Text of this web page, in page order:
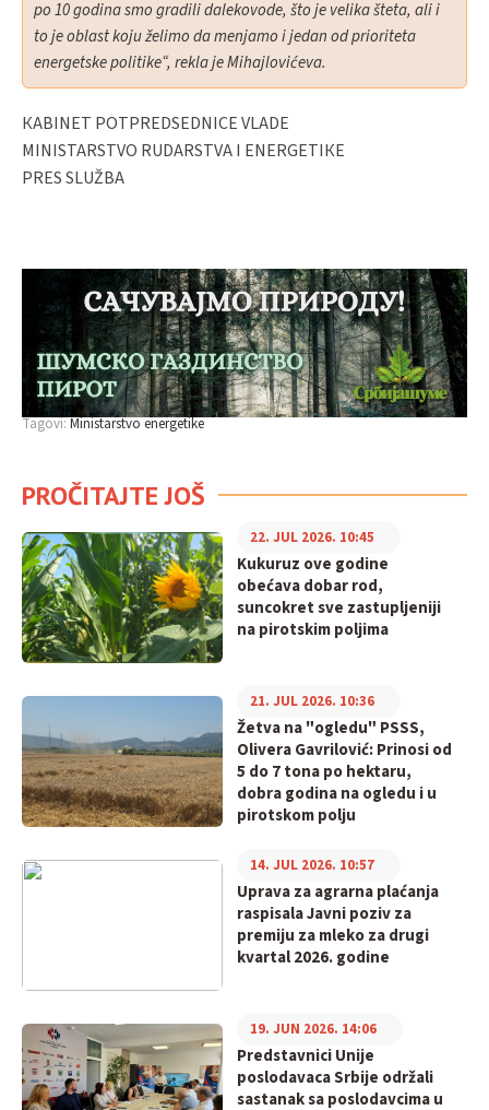
po 10 godina smo gradili dalekovode, što je velika šteta, ali i
to je oblast koju želimo da menjamo i jedan od prioriteta
energetske politike“, rekla je Mihajlovićeva.
КABINET POTPREDSEDNICE VLADE
MINISTARSTVO RUDARSTVA I ENERGETIКE
PRES SLUŽBA
Tagovi: Ministarstvo energetike
PROČITAJTE JOŠ
Kukuruz ove godine
obećava dobar rod,
suncokret sve zastupljeniji
na pirotskim poljima
22. JUL 2026. 10:45
Žetva na "ogledu" PSSS,
Olivera Gavrilović: Prinosi od
5 do 7 tona po hektaru,
dobra godina na ogledu i u
pirotskom polju
21. JUL 2026. 10:36
Uprava za agrarna plaćanja
raspisala Javni poziv za
premiju za mleko za drugi
kvartal 2026. godine
14. JUL 2026. 10:57
Predstavnici Unije
poslodavaca Srbije održali
sastanak sa poslodavcima u
19. JUN 2026. 14:06